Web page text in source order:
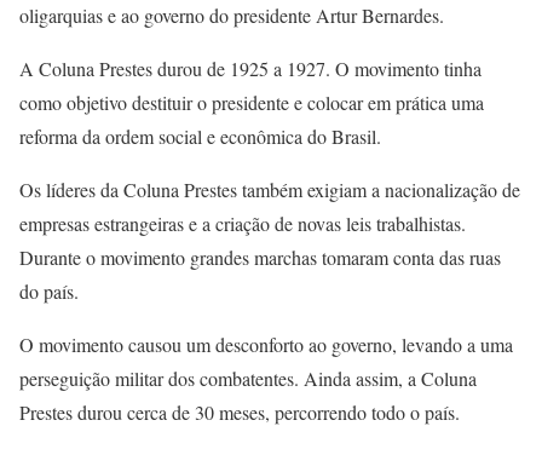
oligarquias e ao governo do presidente Artur Bernardes.
A Coluna Prestes durou de 1925 a 1927. O movimento tinha
como objetivo destituir o presidente e colocar em prática uma
reforma da ordem social e econômica do Brasil.
Os líderes da Coluna Prestes também exigiam a nacionalização de
empresas estrangeiras e a criação de novas leis trabalhistas.
Durante o movimento grandes marchas tomaram conta das ruas
do país.
O movimento causou um desconforto ao governo, levando a uma
perseguição militar dos combatentes. Ainda assim, a Coluna
Prestes durou cerca de 30 meses, percorrendo todo o país.